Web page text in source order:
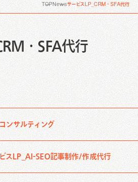
Work
お問い合わせ サービス
TOPNewsサービスLP_CRM・SFA代行
・SFA代行
ンサルティング
スLP_AI-SEO記事制作/作成代行